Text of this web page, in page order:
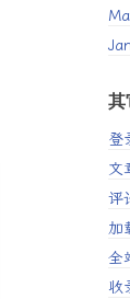
其
登
文
评
加
全
收